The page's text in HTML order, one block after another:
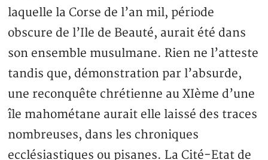
laquelle la Corse de l’an mil, période
obscure de l’Ile de Beauté, aurait été dans
son ensemble musulmane. Rien ne l’atteste
tandis que, démonstration par l’absurde,
une reconquête chrétienne au XIème d’une
île mahométane aurait elle laissé des traces
nombreuses, dans les chroniques
ecclésiastiques ou pisanes. La Cité-Etat de